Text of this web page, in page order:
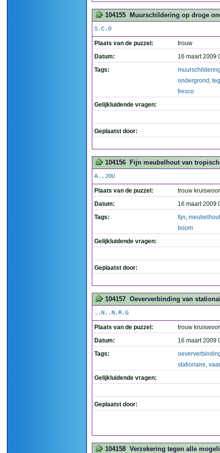
104155 Muurschildering op droge
S.C.O
Plaats van de puzzel:
trouw
Datum:
16 maart 2009
Tags:
ondergrond ,
fresco
Gelijkluidende vragen:
Geplaatst door:
104156 Fijn meubelhout van
A..JOU
Plaats van de puzzel:
trouw
Datum:
16 maart 2009
Tags:
fijn, meubelhout
boom
Gelijkluidende vragen:
Geplaatst door:
104157 Oeververbinding van
..N..N.R.G
Plaats van de puzzel:
trouw
Datum:
16 maart 2009
Tags:
stationaire,
Gelijkluidende vragen:
Geplaatst door:
104158 Verzekering tegen alle